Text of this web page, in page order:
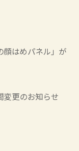
顔はめパネル」が
変更のお知らせ